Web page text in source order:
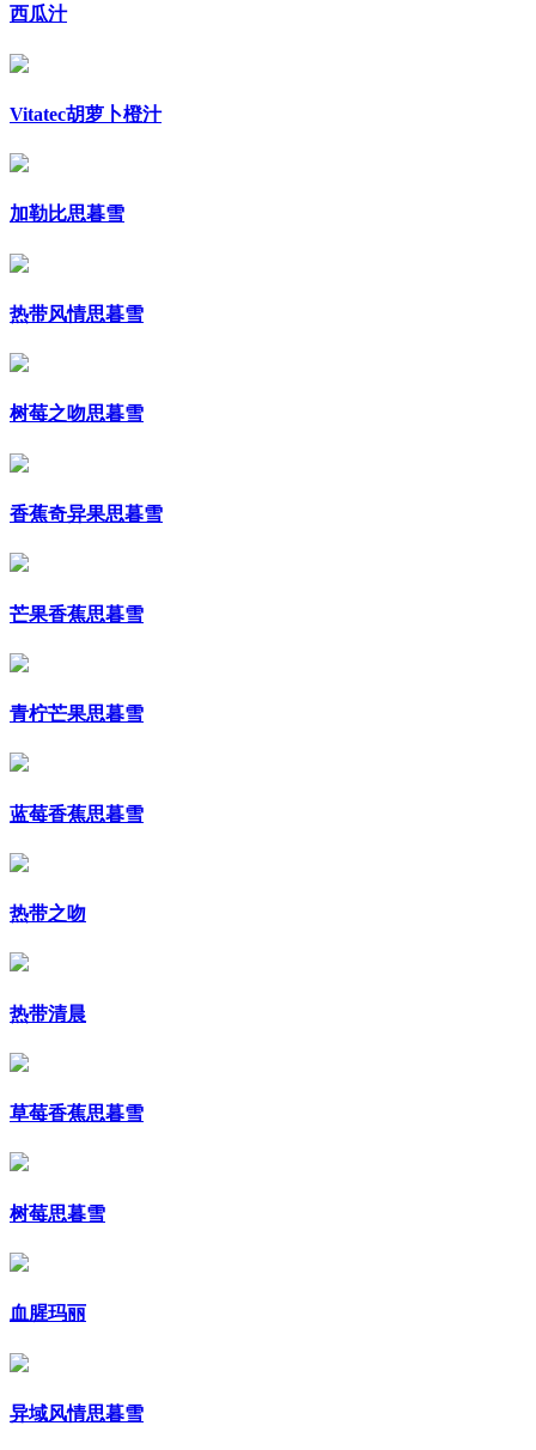
西瓜汁
Vitatec胡萝卜橙汁
加勒比思暮雪
热带风情思暮雪
树莓之吻思暮雪
香蕉奇异果思暮雪
芒果香蕉思暮雪
青柠芒果思暮雪
蓝莓香蕉思暮雪
热带之吻
热带清晨
草莓香蕉思暮雪
树莓思暮雪
血腥玛丽
异域风情思暮雪